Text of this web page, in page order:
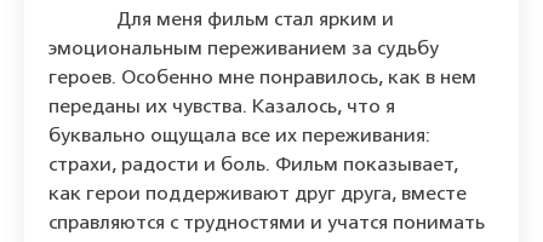
Для меня фильм стал ярким и
эмоциональным переживанием за судьбу
героев. Особенно мне понравилось, как в нем
переданы их чувства. Казалось, что я
буквально ощущала все их переживания:
страхи, радости и боль. Фильм показывает,
как герои поддерживают друг друга, вместе
справляются с трудностями и учатся понимать